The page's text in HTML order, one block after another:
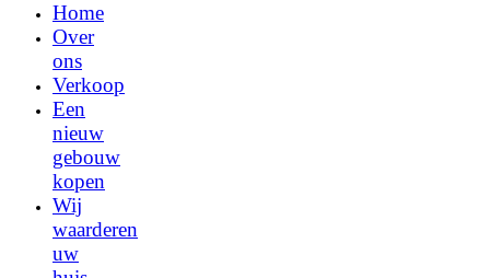
Home
Over
ons
Verkoop
Een
nieuw
gebouw
kopen
Wij
waarderen
uw